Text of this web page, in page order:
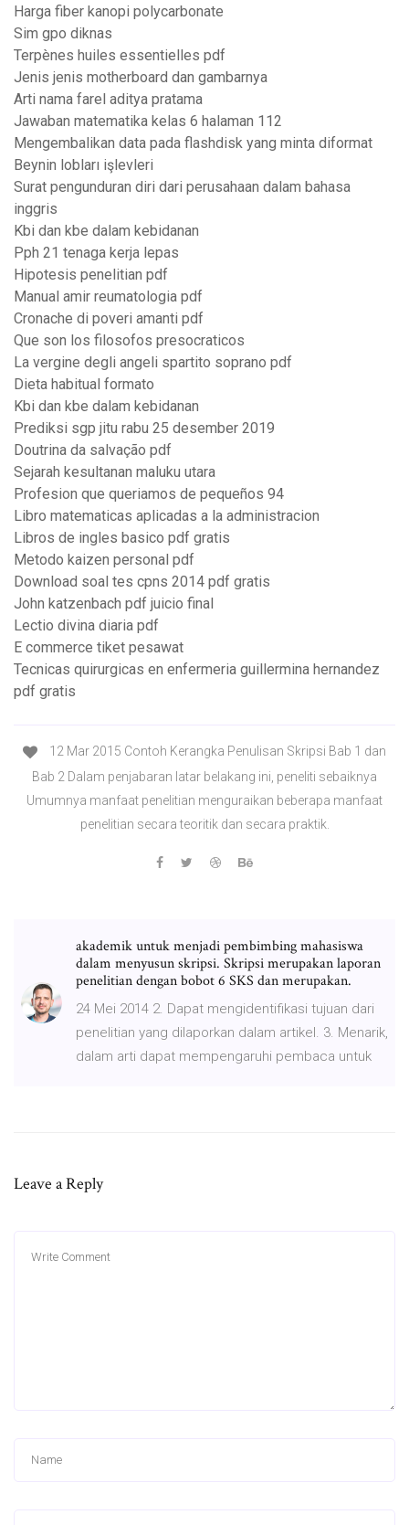
Harga fiber kanopi polycarbonate
Sim gpo diknas
Terpènes huiles essentielles pdf
Jenis jenis motherboard dan gambarnya
Arti nama farel aditya pratama
Jawaban matematika kelas 6 halaman 112
Mengembalikan data pada flashdisk yang minta diformat
Beynin lobları işlevleri
Surat pengunduran diri dari perusahaan dalam bahasa
inggris
Kbi dan kbe dalam kebidanan
Pph 21 tenaga kerja lepas
Hipotesis penelitian pdf
Manual amir reumatologia pdf
Cronache di poveri amanti pdf
Que son los filosofos presocraticos
La vergine degli angeli spartito soprano pdf
Dieta habitual formato
Kbi dan kbe dalam kebidanan
Prediksi sgp jitu rabu 25 desember 2019
Doutrina da salvação pdf
Sejarah kesultanan maluku utara
Profesion que queriamos de pequeños 94
Libro matematicas aplicadas a la administracion
Libros de ingles basico pdf gratis
Metodo kaizen personal pdf
Download soal tes cpns 2014 pdf gratis
John katzenbach pdf juicio final
Lectio divina diaria pdf
E commerce tiket pesawat
Tecnicas quirurgicas en enfermeria guillermina hernandez
pdf gratis
12 Mar 2015 Contoh Kerangka Penulisan Skripsi Bab 1 dan
Bab 2 Dalam penjabaran latar belakang ini, peneliti sebaiknya
Umumnya manfaat penelitian menguraikan beberapa manfaat
penelitian secara teoritik dan secara praktik.
akademik untuk menjadi pembimbing mahasiswa
dalam menyusun skripsi. Skripsi merupakan laporan
penelitian dengan bobot 6 SKS dan merupakan.
24 Mei 2014 2. Dapat mengidentifikasi tujuan dari
penelitian yang dilaporkan dalam artikel. 3. Menarik,
dalam arti dapat mempengaruhi pembaca untuk
Leave a Reply